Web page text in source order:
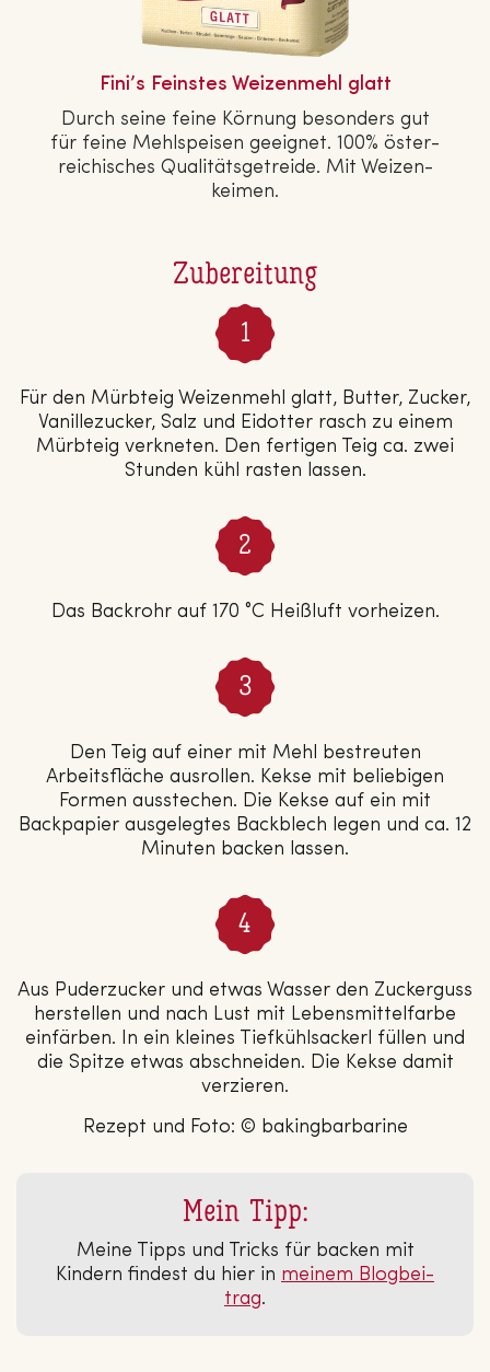
Zubereitung
Für den Mürbteig Weizenmehl glatt, Butter, Zucker,
Vanillezucker, Salz und Eidotter rasch zu einem
Mürbteig verkneten. Den fertigen Teig ca. zwei
Stunden kühl rasten lassen.
Das Backrohr auf 170 °C Heißluft vorheizen.
Den Teig auf einer mit Mehl bestreuten
Arbeitsfläche ausrollen. Kekse mit beliebigen
Formen ausstechen. Die Kekse auf ein mit
Backpapier ausgelegtes Backblech legen und ca. 12
Minuten backen lassen.
Aus Puderzucker und etwas Wasser den Zuckerguss
herstellen und nach Lust mit Lebensmittelfarbe
einfärben. In ein kleines Tiefkühlsackerl füllen und
die Spitze etwas abschneiden. Die Kekse damit
verzieren.
Rezept und Foto: © bakingbarbarine
Mein Tipp:
Meine Tipps und Tricks für backen mit
Kindern findest du hier in meinem Blog­bei­
trag.
Fini’s Feinstes Wei­zen­mehl glatt
Durch seine feine Körnung besonders gut
für feine Mehl­spei­sen geeignet. 100% ös­ter­
rei­chi­sches Qua­li­täts­ge­trei­de. Mit Wei­zen­
kei­men.